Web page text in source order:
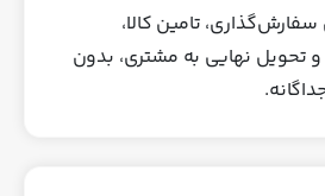
تامین کالا،
و تحویل نهایی به مشتری، بدون